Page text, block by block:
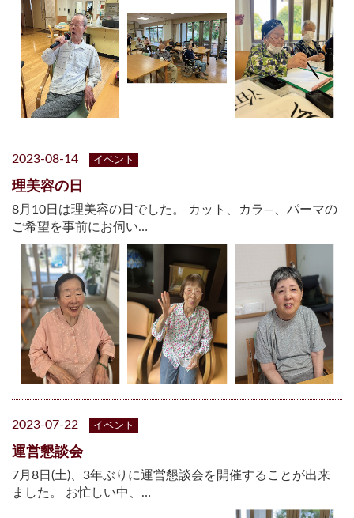
2023-08-14 イベント
理美容の日
8月10日は理美容の日でした。 カット、カラ―、パーマの
ご希望を事前にお伺い…
2023-07-22 イベント
運営懇談会
7月8日(土)、3年ぶりに運営懇談会を開催することが出来
ました。 お忙しい中、…